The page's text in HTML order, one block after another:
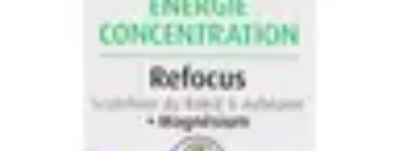
Souplesse et MobilitéConcentration et
DébutantMéditation et YogaTechniques de Yoga
Techniques Yoga